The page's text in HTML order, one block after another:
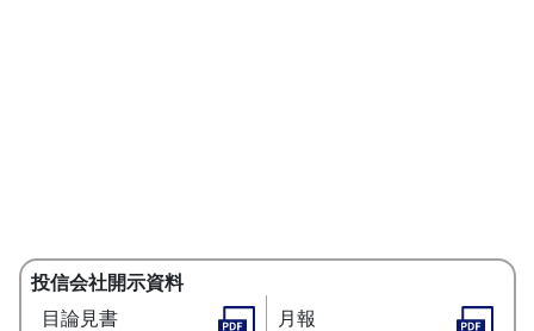
投信会社開示資料
目論見書
月報